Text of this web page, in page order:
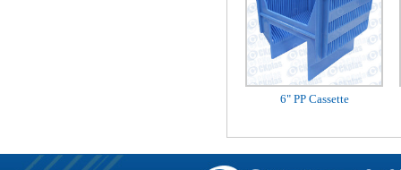
6" PP Cassette